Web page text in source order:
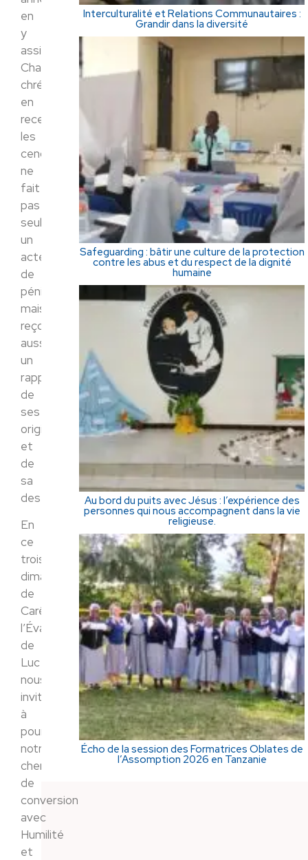
en
y
assistant.
Chaque
chrétien,
en
recevant
les
cendres,
ne
fait
pas
seulement
un
acte
de
pénitence,
mais
reçoit
aussi
un
rappel
de
ses
origines
et
de
sa
destinée.
En
ce
troisième
dimanche
de
Carême,
l’Évangile
de
Luc
nous
invite
à
poursuivre
notre
chemin
de
conversion
avec
Humilité
et
Interculturalité et Relations Communautaires :
Grandir dans la diversité
Safeguarding : bâtir une culture de la protection
contre les abus et du respect de la dignité
humaine
Au bord du puits avec Jésus : l’expérience des
personnes qui nous accompagnent dans la vie
religieuse.
Écho de la session des Formatrices Oblates de
l’Assomption 2026 en Tanzanie